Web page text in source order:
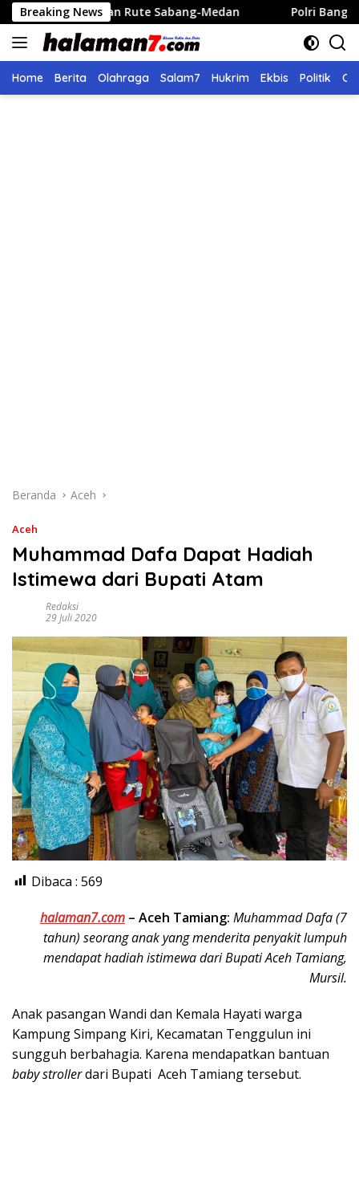
Langsung
ke
konten
Breaking News
Rute Sabang-Medan Polri Bangun 40 Titik Sumur
Home Berita Olahraga Salam7 Hukrim Ekbis Politik
Beranda Aceh
Aceh
Muhammad Dafa Dapat Hadiah
Istimewa dari Bupati Atam
Redaksi
29 Juli 2020
Dibaca : 569
halaman7.com – Aceh Tamiang: Muhammad Dafa (7
tahun) seorang anak yang menderita penyakit lumpuh
mendapat hadiah istimewa dari Bupati Aceh Tamiang,
Mursil.
Anak pasangan Wandi dan Kemala Hayati warga
Kampung Simpang Kiri, Kecamatan Tenggulun ini
sungguh berbahagia. Karena mendapatkan bantuan
baby strollerdari Bupati Aceh Tamiang tersebut.